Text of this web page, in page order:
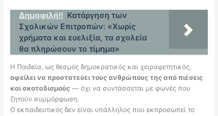
Δημοφιλή!! Κατάργηση των
Σχολικών Επιτροπών: «Χωρίς
χρήματα και ευελιξία, τα σχολεία
θα πληρώσουν το τίμημα»
Η Παιδεία, ως θεσμός δημοκρατικός και χειραφετητικός,
οφείλει να προστατεύει τους ανθρώπους της από πιέσεις
και σκοταδισμούς — όχι να συντάσσεται με φωνές που
ζητούν συμμόρφωση.
Ο εκπαιδευτικός δεν είναι υπάλληλος που εκπροσωπεί το